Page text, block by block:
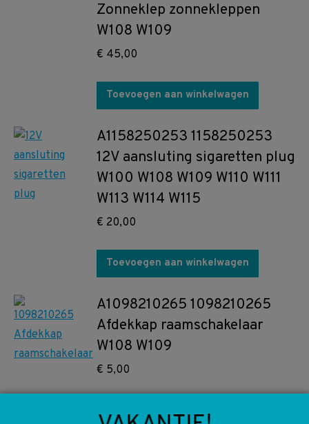
Zonneklep zonnekleppen
W108 W109
€ 45,00
Toevoegen aan winkelwagen
A1158250253 1158250253
12V aansluting sigaretten plug
W100 W108 W109 W110 W111
W113 W114 W115
€ 20,00
Toevoegen aan winkelwagen
A1098210265 1098210265
Afdekkap raamschakelaar
W108 W109
€ 5,00
Toevoegen aan winkelwagen